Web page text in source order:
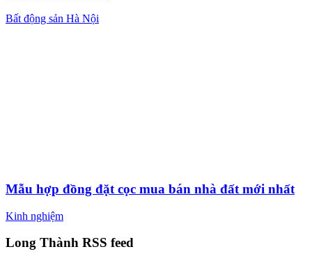
Bất động sản Hà Nội
Mẫu hợp đồng đặt cọc mua bán nhà đất mới nhất
Kinh nghiệm
Long Thành RSS feed